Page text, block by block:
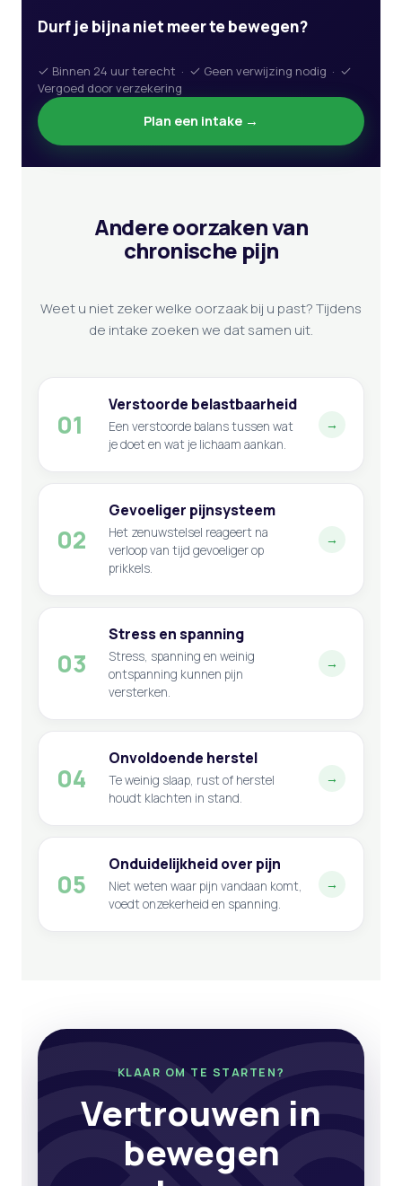
Durf je bijna niet meer te bewegen?
Binnen 24 uur terecht ·
Geen verwijzing nodig ·
Vergoed door verzekering
Plan een intake →
Andere oorzaken van
chronische pijn
Weet u niet zeker welke oorzaak bij u past? Tijdens
de intake zoeken we dat samen uit.
01
Verstoorde belastbaarheid
Een verstoorde balans tussen wat
je doet en wat je lichaam aankan.
→
02
Gevoeliger pijnsysteem
Het zenuwstelsel reageert na
verloop van tijd gevoeliger op
prikkels.
→
03
Stress en spanning
Stress, spanning en weinig
ontspanning kunnen pijn
versterken.
→
04
Onvoldoende herstel
Te weinig slaap, rust of herstel
houdt klachten in stand.
→
05
Onduidelijkheid over pijn
Niet weten waar pijn vandaan komt,
voedt onzekerheid en spanning.
→
KLAAR OM TE STARTEN?
Vertrouwen in
bewegen